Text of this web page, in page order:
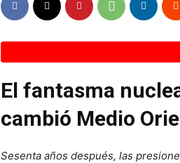
El fantasma
cambió Medio
Sesenta años después, las